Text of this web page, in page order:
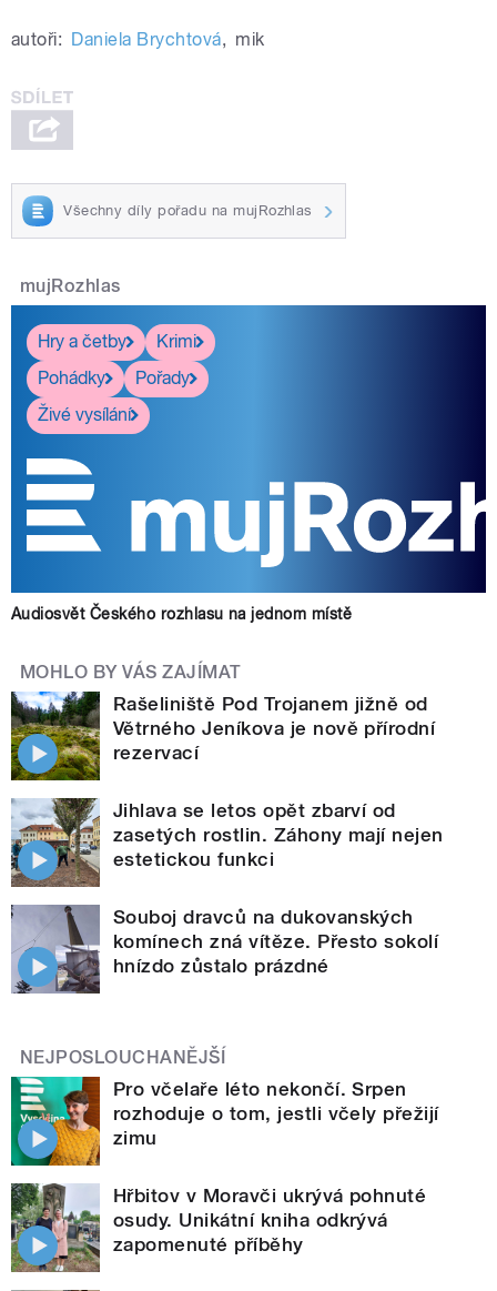
autoři: Daniela Brychtová, mik
Všechny díly pořadu na mujRozhlas
mujRozhlas
Hry a četby
Krimi
Pohádky
Pořady
Živé vysílání
Audiosvět Českého rozhlasu na jednom místě
MOHLO BY VÁS ZAJÍMAT
Rašeliniště Pod Trojanem jižně od
Větrného Jeníkova je nově přírodní
rezervací
Jihlava se letos opět zbarví od
zasetých rostlin. Záhony mají nejen
estetickou funkci
Souboj dravců na dukovanských
komínech zná vítěze. Přesto sokolí
hnízdo zůstalo prázdné
NEJPOSLOUCHANĚJŠÍ
Pro včelaře léto nekončí. Srpen
rozhoduje o tom, jestli včely přežijí
zimu
Hřbitov v Moravči ukrývá pohnuté
osudy. Unikátní kniha odkrývá
zapomenuté příběhy